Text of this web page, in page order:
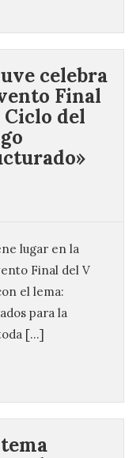
celebra
Final
Ciclo del
lugar en la
Final del V
el lema:
para la
[…]